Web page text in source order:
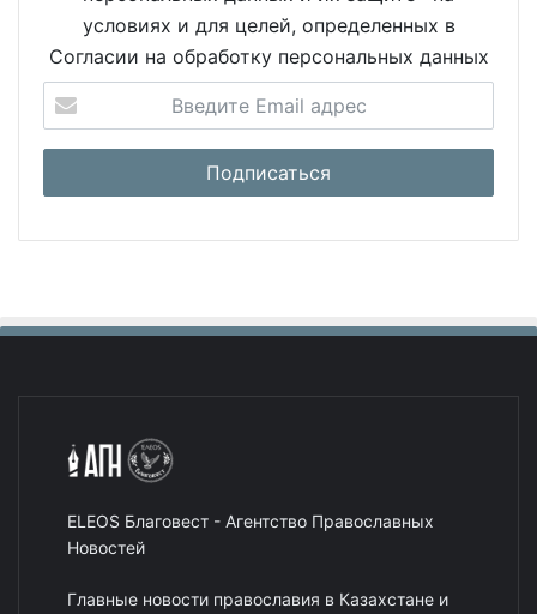
условиях и для целей, определенных в
Согласии на обработку персональных данных
ELEOS Благовест - Агентство Православных
Новостей
Главные новости православия в Казахстане и